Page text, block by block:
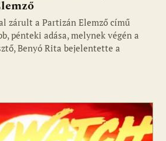
zárult a Partizán Elemző című
pénteki adása, melynek végén a
Benyó Rita bejelentette a